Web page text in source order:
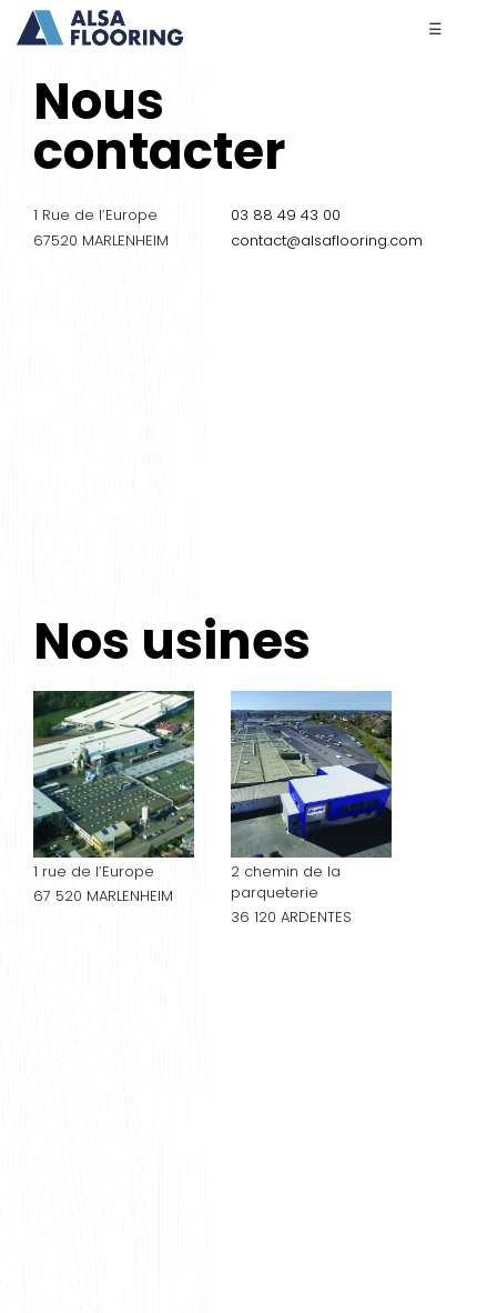
☰
Nous
contacter
1 Rue de l’Europe
67520 MARLENHEIM
03 88 49 43 00
contact@alsaflooring.com
Nos usines
1 rue de l’Europe
67 520 MARLENHEIM
2 chemin de la
parqueterie
36 120 ARDENTES